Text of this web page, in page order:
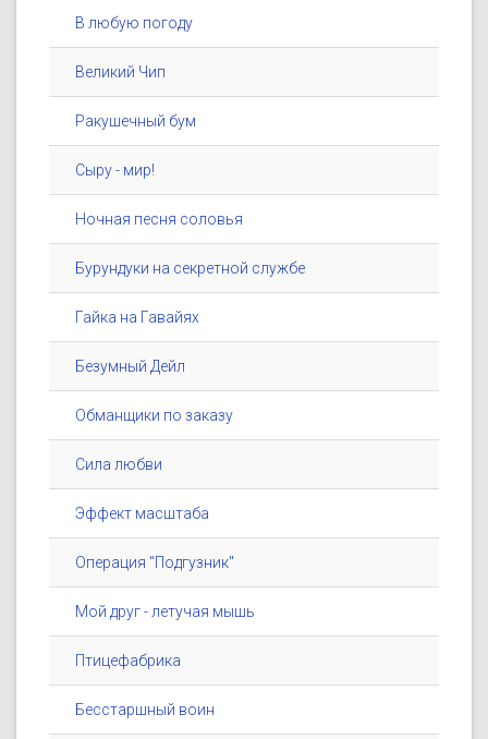
В любую погоду
Великий Чип
Ракушечный бум
Сыру - мир!
Ночная песня соловья
Бурундуки на секретной службе
Гайка на Гавайях
Безумный Дейл
Обманщики по заказу
Сила любви
Эффект масштаба
Операция ''Подгузник''
Мой друг - летучая мышь
Птицефабрика
Бесстаршный воин